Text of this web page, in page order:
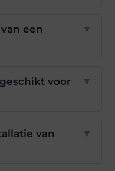
een
▼
voor
▼
van
▼